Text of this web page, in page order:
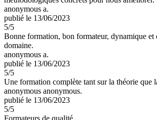
anonymous a.
publié le 13/06/2023
5/5
Bonne formation, bon formateur, dynamique et
domaine.
anonymous a.
publié le 13/06/2023
5/5
Une formation complète tant sur la théorie que
anonymous anonymous.
publié le 13/06/2023
5/5
Formateurs de qualité